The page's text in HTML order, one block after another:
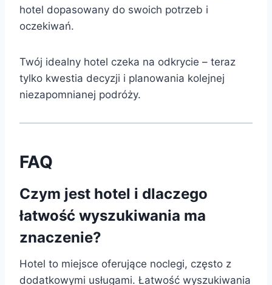
hotel dopasowany do swoich potrzeb i
oczekiwań.
Twój idealny hotel czeka na odkrycie – teraz
tylko kwestia decyzji i planowania kolejnej
niezapomnianej podróży.
FAQ
Czym jest hotel i dlaczego
łatwość wyszukiwania ma
znaczenie?
Hotel to miejsce oferujące noclegi, często z
dodatkowymi usługami. Łatwość wyszukiwania